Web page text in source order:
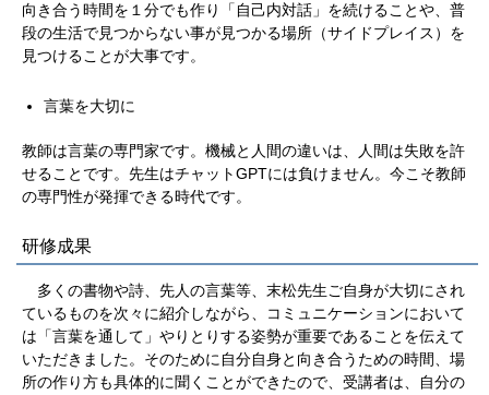
向き合う時間を１分でも作り「自己内対話」を続けることや、普
段の生活で見つからない事が見つかる場所（サイドプレイス）を
見つけることが大事です。
言葉を大切に
教師は言葉の専門家です。機械と人間の違いは、人間は失敗を許
せることです。先生はチャットGPTには負けません。今こそ教師
の専門性が発揮できる時代です。
研修成果
多くの書物や詩、先人の言葉等、末松先生ご自身が大切にされ
ているものを次々に紹介しながら、コミュニケーションにおいて
は「言葉を通して」やりとりする姿勢が重要であることを伝えて
いただきました。そのために自分自身と向き合うための時間、場
所の作り方も具体的に聞くことができたので、受講者は、自分の